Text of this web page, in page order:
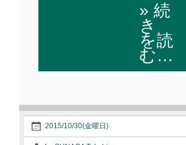
» 続
き
を読
む…
2015/10/30(金曜日)